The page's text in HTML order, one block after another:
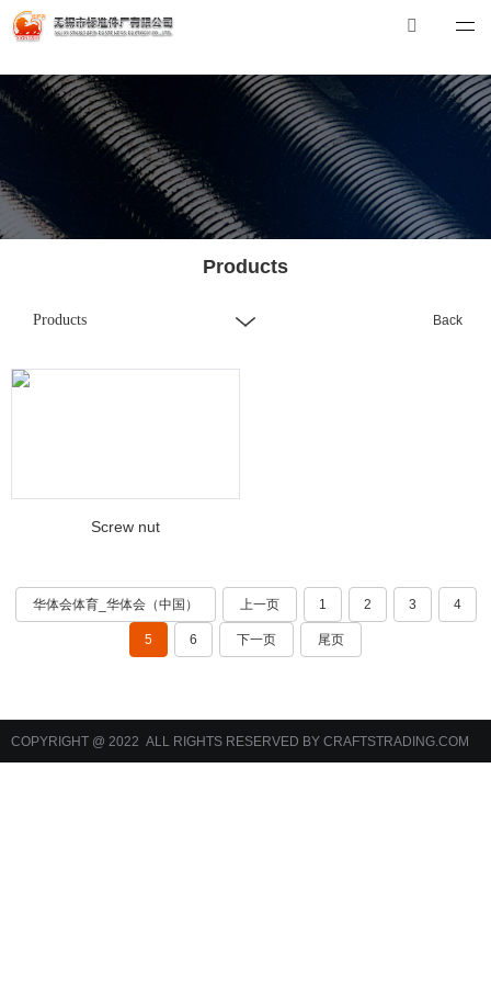
华体会体育_华体会（中国）
E-mail：
xibiao@craftstrading.com
华体会体育_华体会（中国）
Products
Products Back
Screw nut
华体会体育_华体会（中国） 上一页 1 2 3 4
5 6 下一页 尾页
COPYRIGHT @ 2022 ALL RIGHTS RESERVED BY CRAFTSTRADING.COM